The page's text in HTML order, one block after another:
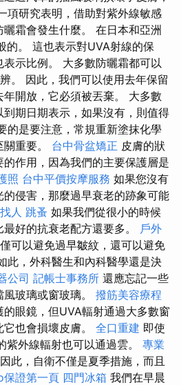
項研究表明，借助對紫外線敏感
霜會發生什麼。 在日本和亞洲
的。 這也表示對UVA射線的保
示比例。 大多數防曬霜都可以
。 因此，我們可以使用去年保留
開放，它必須被丟棄。 大多數
期日期表示，如果沒有，則值得
的是要注意，常規重新塗抹化學
重要。 台中骨盆矯正 皮膚的狀
作用，因為我們的主要保護層是
照 台中平價按摩服務 如果您沒有
侵害，那麼過早衰老的跡象可能
找人 跳蚤 如果我們從很小的時候
好的抗衰老配方還要多。 戶外
可以避免過早皺紋，還可以避免
此，外科醫生和內科醫學還是決
公司 記帳士事務所 還應忘記一些
玻璃或窗玻璃。 撥筋美容療程
眼鏡，但UVA輻射通過大多數窗
也會損壞皮膚。 全口重建 即使
外線輻射也可以通過雲。 專業
因此，自衛不僅是夏季措施，而且
保證第一頁 四門冰箱 我們在早晨